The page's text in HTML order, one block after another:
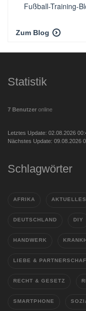
Fußball-Training-
Zum Blog
Statistik
7 Benutzer online
Letztes Update: 02.08.2026
Nächstes Update: 09.08.2026
Schlagwörter
AFRIKA AKTUELLES
DEUTSCHLAND DIY
HANDWERK
LIEBE &
RECHT & GESETZ
SMARTPHONE